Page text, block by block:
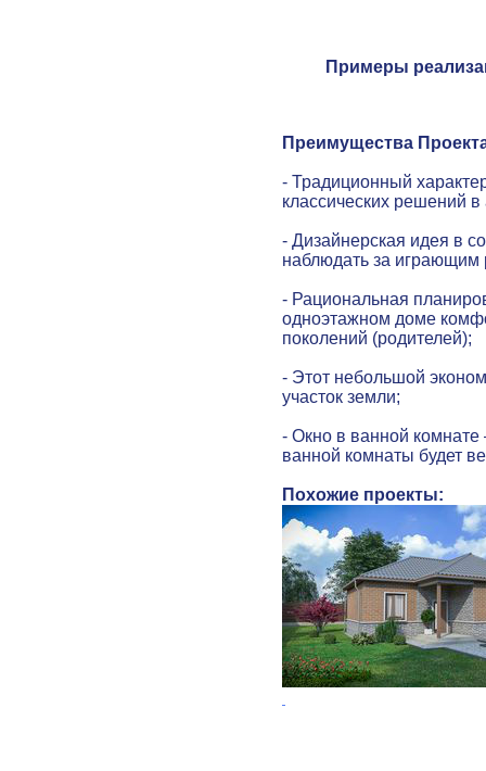
Примеры
Преимущества
- Традиционный
классических решений в
- Дизайнерская идея в
наблюдать за играющим
- Рациональная
одноэтажном доме
поколений (родителей);
- Этот небольшой
участок земли;
- Окно в ванной комнате
ванной комнаты будет
Похожие проекты: